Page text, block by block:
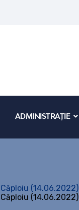
ADMINISTRAȚIE
(14.06.2022)
(14.06.2022)